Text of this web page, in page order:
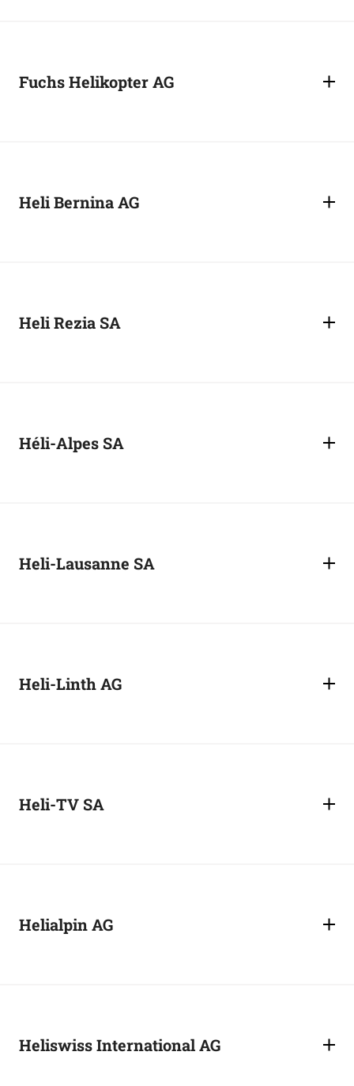
Fuchs Helikopter AG
Heli Bernina AG
Heli Rezia SA
Héli-Alpes SA
Heli-Lausanne SA
Heli-Linth AG
Heli-TV SA
Helialpin AG
Heliswiss International AG